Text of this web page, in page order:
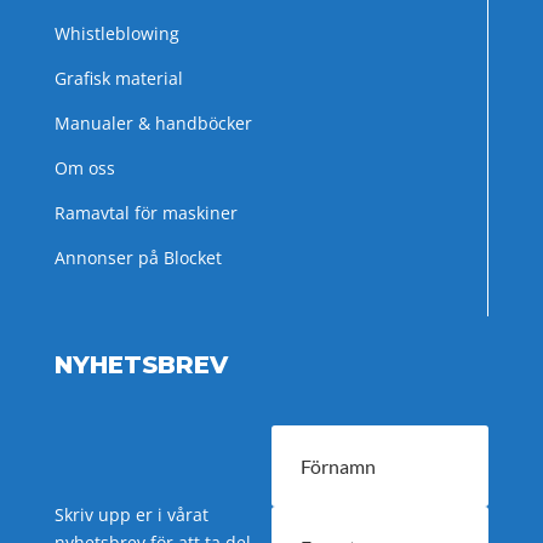
Whistleblowing
Grafisk material
Manualer & handböcker
Om oss
Ramavtal för maskiner
Annonser på Blocket
NYHETSBREV
Skriv upp er i vårat